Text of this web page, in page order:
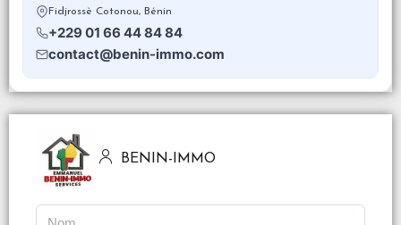
Fidjrossè Cotonou, Bénin
+229 01 66 44 84 84
contact@benin-immo.com
BENIN-IMMO